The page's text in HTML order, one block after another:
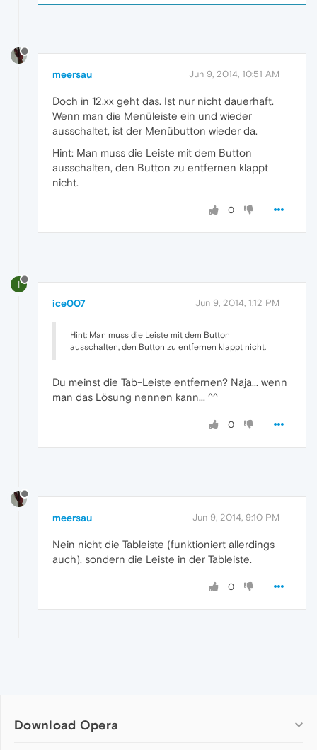
meersau Jun 9, 2014, 10:51 AM
Doch in 12.xx geht das. Ist nur nicht dauerhaft.
Wenn man die Menüleiste ein und wieder
ausschaltet, ist der Menübutton wieder da.
Hint: Man muss die Leiste mit dem Button
ausschalten, den Button zu entfernen klappt
nicht.
0
I
ice007 Jun 9, 2014, 1:12 PM
Hint: Man muss die Leiste mit dem Button
ausschalten, den Button zu entfernen klappt nicht.
Du meinst die Tab-Leiste entfernen? Naja... wenn
man das Lösung nennen kann... ^^
0
meersau Jun 9, 2014, 9:10 PM
Nein nicht die Tableiste (funktioniert allerdings
auch), sondern die Leiste in der Tableiste.
0
Download Opera